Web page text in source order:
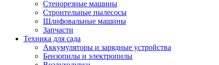
Стенорезные машины
Строительные пылесосы
Шлифовальные машины
Запчасти
Техника для сада
Аккумуляторы и зарядные устройства
Бензопилы и электропилы